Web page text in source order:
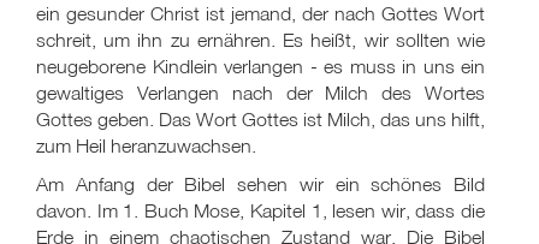
ein gesunder Christ ist jemand, der nach Gottes Wort
schreit, um ihn zu ernähren. Es heißt, wir sollten wie
neugeborene Kindlein verlangen - es muss in uns ein
gewaltiges Verlangen nach der Milch des Wortes
Gottes geben. Das Wort Gottes ist Milch, das uns hilft,
zum Heil heranzuwachsen.
Am Anfang der Bibel sehen wir ein schönes Bild
davon. Im 1. Buch Mose, Kapitel 1, lesen wir, dass die
Erde in einem chaotischen Zustand war. Die Bibel